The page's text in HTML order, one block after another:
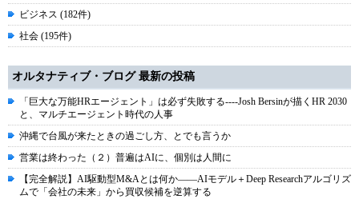
ビジネス (182件)
社会 (195件)
オルタナティブ・ブログ 最新の投稿
「巨大な万能HRエージェント」は必ず失敗する----Josh Bersinが描くHR 2030
と、マルチエージェント時代の人事
沖縄で台風が来たときの過ごし方、とでも言うか
営業は終わった（２）普遍はAIに、個別は人間に
【完全解説】AI駆動型M&Aとは何か――AIモデル＋Deep Researchアルゴリズ
ムで「会社の未来」から買収候補を逆算する